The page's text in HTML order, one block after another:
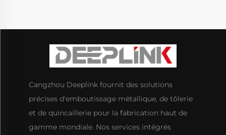
Cangzhou Deeplink fournit des solutions
précises d'emboutissage métallique, de tôlerie
et de quincaillerie pour la fabrication haut de
gamme mondiale. Nos services intégrés